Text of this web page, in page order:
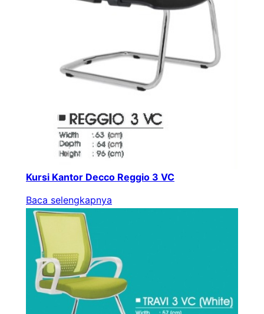
Kursi Kantor Decco Reggio 3 VC
Baca selengkapnya